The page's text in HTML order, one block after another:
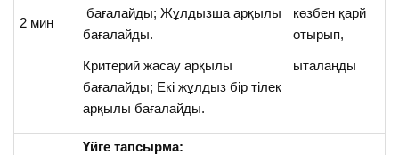
2 мин
бағалайды; Жұлдызша арқылы
бағалайды.
Критерий жасау арқылы
бағалайды; Екі жұлдыз бір тілек
арқылы бағалайды.
көзбен қарй
отырып,
ыталанды
Үйге тапсырма: